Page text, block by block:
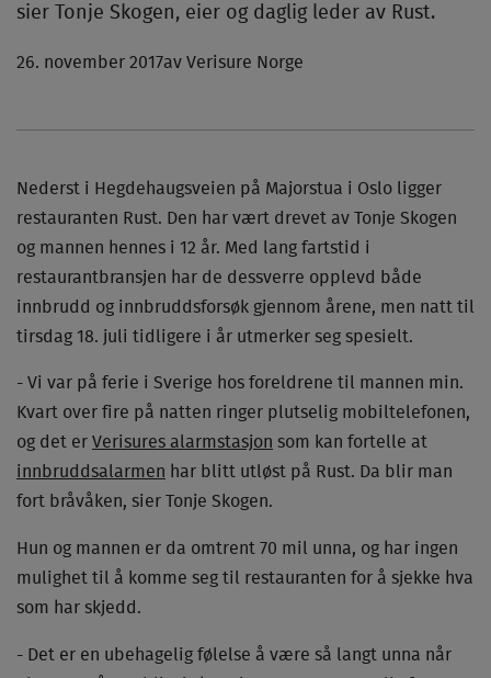
sier Tonje Skogen, eier og daglig leder av Rust.­
26. november 2017av Verisure Norge
Nederst i Hegdehaugsveien på Majorstua i Oslo ligger
restauranten Rust. Den har vært drevet av Tonje Skogen
og mannen hennes i 12 år. Med lang fartstid i
restaurantbransjen har de dessverre opplevd både
innbrudd og innbruddsforsøk gjennom årene, men natt til
tirsdag 18. juli tidligere i år utmerker seg spesielt.
- Vi var på ferie i Sverige hos foreldrene til mannen min.
Kvart over fire på natten ringer plutselig mobiltelefonen,
og det er Verisures alarmstasjon som kan fortelle at
innbruddsalarmen har blitt utløst på Rust. Da blir man
fort bråvåken, sier Tonje Skogen.
Hun og mannen er da omtrent 70 mil unna, og har ingen
mulighet til å komme seg til restauranten for å sjekke hva
som har skjedd.
- Det er en ubehagelig følelse å være så langt unna når